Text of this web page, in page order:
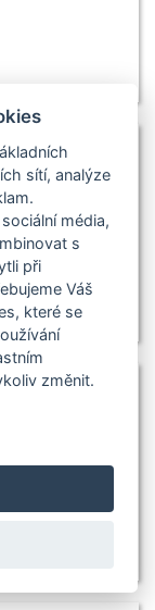
sítí, analýze
média,
s
při
Váš
které se
změnit.